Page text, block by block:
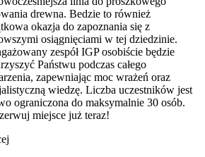
drewna. Bedzie to również
okazja do zapoznania się z
osiągnięciami w tej dziedzinie.
zespół IGP osobiście będzie
Państwu podczas całego
zapewniając moc wrażeń oraz
wiedzę. Liczba uczestników jest
ograniczona do maksymalnie 30 osób.
miejsce już teraz!